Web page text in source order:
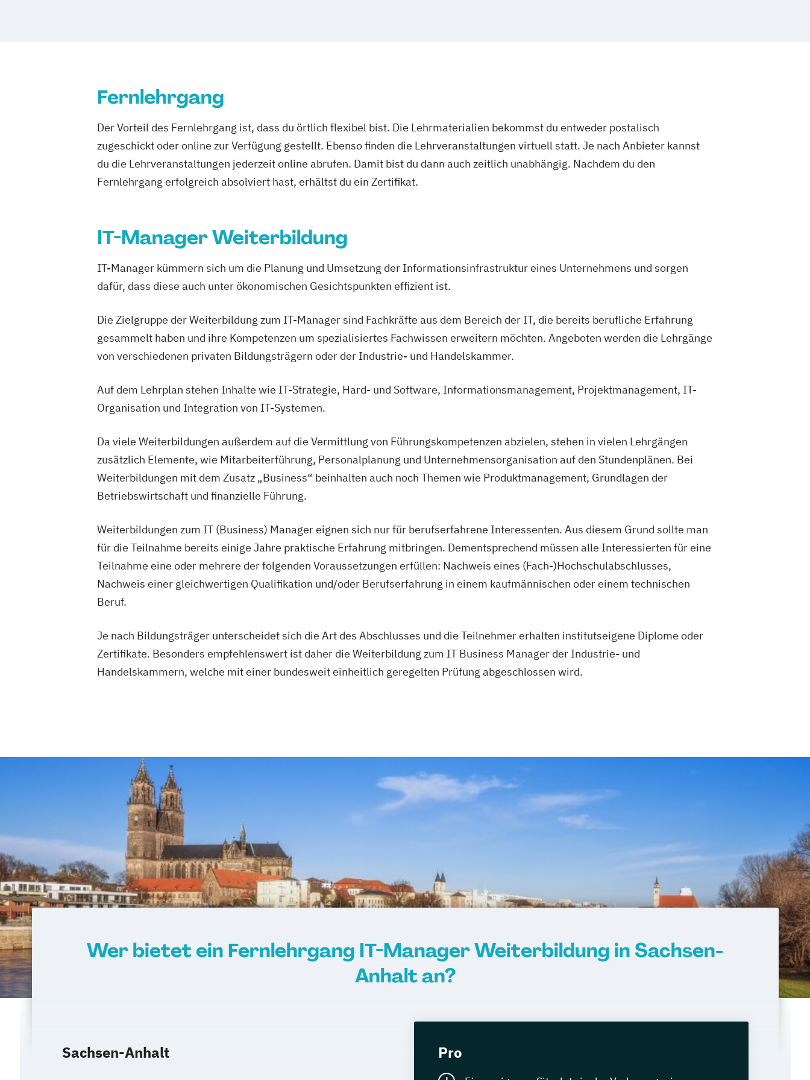
Fernlehrgang
Der Vorteil des Fernlehrgang ist, dass du örtlich flexibel bist. Die Lehrmaterialien bekommst du entweder postalisch
zugeschickt oder online zur Verfügung gestellt. Ebenso finden die Lehrveranstaltungen virtuell statt. Je nach Anbieter kannst
du die Lehrveranstaltungen jederzeit online abrufen. Damit bist du dann auch zeitlich unabhängig. Nachdem du den
Fernlehrgang erfolgreich absolviert hast, erhältst du ein Zertifikat.
IT-Manager Weiterbildung
IT-Manager kümmern sich um die Planung und Umsetzung der Informationsinfrastruktur eines Unternehmens und sorgen
dafür, dass diese auch unter ökonomischen Gesichtspunkten effizient ist.
Die Zielgruppe der Weiterbildung zum IT-Manager sind Fachkräfte aus dem Bereich der IT, die bereits berufliche Erfahrung
gesammelt haben und ihre Kompetenzen um spezialisiertes Fachwissen erweitern möchten. Angeboten werden die Lehrgänge
von verschiedenen privaten Bildungsträgern oder der Industrie- und Handelskammer.
Auf dem Lehrplan stehen Inhalte wie IT-Strategie, Hard- und Software, Informationsmanagement, Projektmanagement, IT-
Organisation und Integration von IT-Systemen.
Da viele Weiterbildungen außerdem auf die Vermittlung von Führungskompetenzen abzielen, stehen in vielen Lehrgängen
zusätzlich Elemente, wie Mitarbeiterführung, Personalplanung und Unternehmensorganisation auf den Stundenplänen. Bei
Weiterbildungen mit dem Zusatz „Business“ beinhalten auch noch Themen wie Produktmanagement, Grundlagen der
Betriebswirtschaft und finanzielle Führung.
Weiterbildungen zum IT (Business) Manager eignen sich nur für berufserfahrene Interessenten. Aus diesem Grund sollte man
für die Teilnahme bereits einige Jahre praktische Erfahrung mitbringen. Dementsprechend müssen alle Interessierten für eine
Teilnahme eine oder mehrere der folgenden Voraussetzungen erfüllen: Nachweis eines (Fach-)Hochschulabschlusses,
Nachweis einer gleichwertigen Qualifikation und/oder Berufserfahrung in einem kaufmännischen oder einem technischen
Beruf.
Je nach Bildungsträger unterscheidet sich die Art des Abschlusses und die Teilnehmer erhalten institutseigene Diplome oder
Zertifikate. Besonders empfehlenswert ist daher die Weiterbildung zum IT Business Manager der Industrie- und
Handelskammern, welche mit einer bundesweit einheitlich geregelten Prüfung abgeschlossen wird.
Wer bietet ein Fernlehrgang IT-Manager Weiterbildung in Sachsen-
Anhalt an?
Sachsen-Anhalt Pro